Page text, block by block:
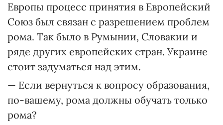
Европы процесс принятия в Европейский
Союз был связан с разрешением проблем
рома. Так было в Румынии, Словакии и
ряде других европейских стран. Украине
стоит задуматься над этим.
— Если вернуться к вопросу образования,
по-вашему, рома должны обучать только
рома?